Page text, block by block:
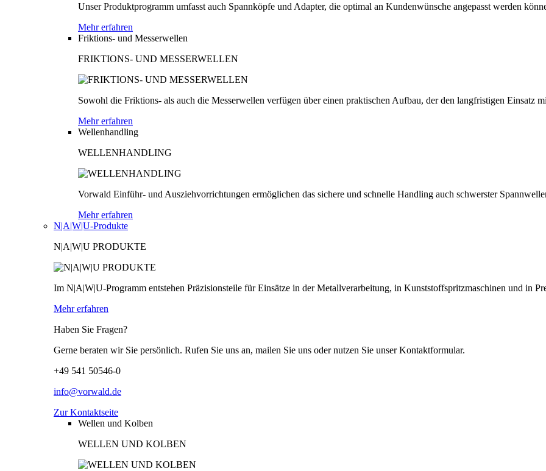
Unser Produktprogramm umfasst auch Spannköpfe und Adapter, die optimal an Kundenwünsche angepasst werden
Mehr erfahren
Friktions- und Messerwellen
FRIKTIONS- UND MESSERWELLEN
Sowohl die Friktions- als auch die Messerwellen verfügen über einen praktischen Aufbau, der den langfristigen Einsatz
Mehr erfahren
Wellenhandling
WELLENHANDLING
Vorwald Einführ- und Ausziehvorrichtungen ermöglichen das sichere und schnelle Handling auch schwerster
Mehr erfahren
N|A|W|U-Produkte
N|A|W|U PRODUKTE
Im N|A|W|U-Programm entstehen Präzisionsteile für Einsätze in der Metallverarbeitung, in Kunststoffspritzmaschinen und in
Mehr erfahren
Haben Sie Fragen?
Gerne beraten wir Sie persönlich. Rufen Sie uns an, mailen Sie uns oder nutzen Sie unser Kontaktformular.
+49 541 50546-0
info@vorwald.de
Zur Kontaktseite
Wellen und Kolben
WELLEN UND KOLBEN